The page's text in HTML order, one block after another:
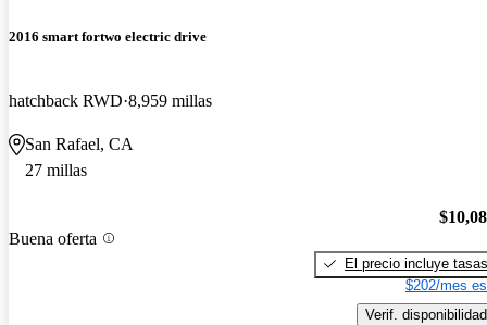
2016 smart fortwo electric drive
hatchback RWD 8,959 millas
San Rafael, CA
27 millas
Buena oferta
El precio incluye tasas
$202/mes
Verif. disponibilidad